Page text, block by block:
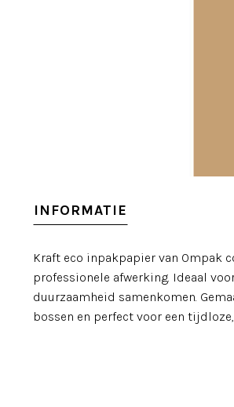
INFORMATIE
Kraft eco inpakpapier van
professionele afwerking. Ideaal
duurzaamheid samenkomen.
bossen en perfect voor een